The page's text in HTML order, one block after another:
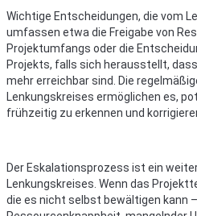
Wichtige Entscheidungen, die vom
umfassen etwa die Freigabe von
Projektumfangs oder die
Projekts, falls sich herausstellt,
mehr erreichbar sind. Die
Lenkungskreises ermöglichen es,
frühzeitig zu erkennen und
Der Eskalationsprozess ist ein
Lenkungskreises. Wenn das
die es nicht selbst bewältigen kann